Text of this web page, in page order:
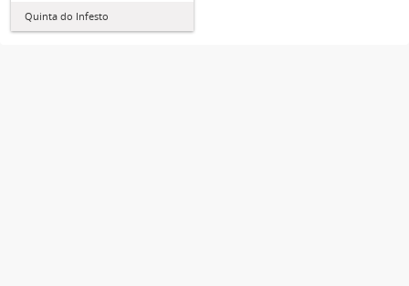
Quinta do Infesto